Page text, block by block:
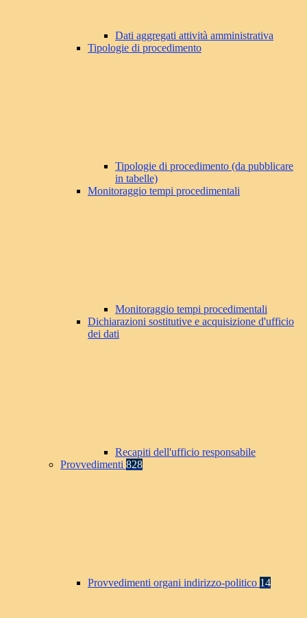
Dati aggregati attività amministrativa
Tipologie di procedimento
Tipologie di procedimento (da pubblicare
in tabelle)
Monitoraggio tempi procedimentali
Monitoraggio tempi procedimentali
Dichiarazioni sostitutive e acquisizione d'ufficio
dei dati
Recapiti dell'ufficio responsabile
Provvedimenti 828
Provvedimenti organi indirizzo-politico 14